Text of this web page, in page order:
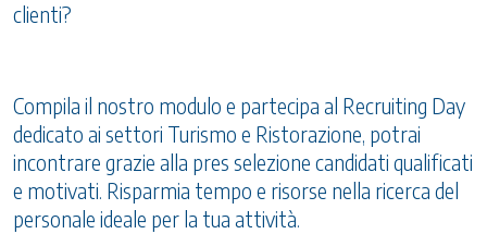
clienti?
Compila il nostro modulo e partecipa al Recruiting Day
dedicato ai settori Turismo e Ristorazione, potrai
incontrare grazie alla pres selezione candidati qualificati
e motivati. Risparmia tempo e risorse nella ricerca del
personale ideale per la tua attività.